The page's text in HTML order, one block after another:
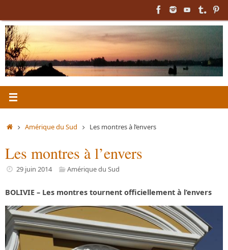
au
contenu
Accueil
Amérique du Sud Les montres à l’envers
Les montres à l’envers
29 juin 2014 Amérique du Sud
BOLIVIE – Les montres tournent officiellement à l’envers